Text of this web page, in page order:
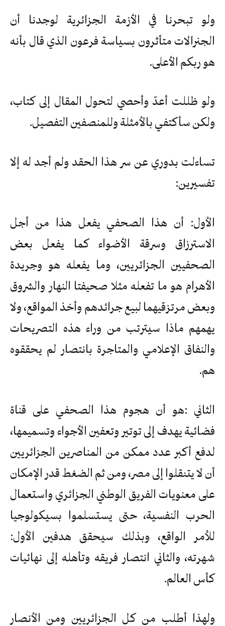
ولو تبحرنا في الأزمة الجزائرية لوجدنا أن
الجنرالات متأثرون بسياسة فرعون الذي قال بأنه
هو ربكم الأعلى.
ولو ظللت أعدّ وأحصي لتحول المقال إلى كتاب،
ولكن سأكتفي بالأمثلة وللمنصفين التفصيل.
تساءلت بدوري عن سر هذا الحقد ولم أجد له إلا
تفسيرين:
الأول: أن هذا الصحفي يفعل هذا من أجل
الاسترزاق وسرقة الأضواء كما يفعل بعض
الصحفيين الجزائريين، وما يفعله هو وجريدة
الأهرام هو ما تفعله مثلا صحيفتا النهار والشروق
وبعض مرتزقيهما لبيع جرائدهم وأخذ المواقع، ولا
يهمهم ماذا سيترتب من وراء هذه التصريحات
والنفاق الإعلامي والمتاجرة بانتصار لم يحققوه
هم.
الثاني :هو أن هجوم هذا الصحفي على قناة
فضائية يهدف إلى توتير وتعفين الأجواء وتسميمها،
لدفع أكبر عدد ممكن من المناصرين الجزائريين
أن لا يتنقلوا إلى مصر، ومن ثم الضغط قدر الإمكان
على معنويات الفريق الوطني الجزائري واستعمال
الحرب النفسية، حتى يستسلموا بسيكولوجيا
للأمر الواقع، وبذلك سيحقق هدفين الأول:
شهرته، والثاني انتصار فريقه وتأهله إلى نهائيات
كأس العالم.
ولهذا أطلب من كل الجزائريين ومن الأنصار